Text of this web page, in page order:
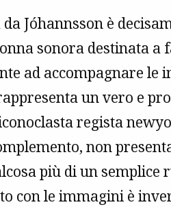
Jóhannsson è
sonora destinata a
ad accompagnare le
un vero e
regista
non
più di un semplice
con le immagini è